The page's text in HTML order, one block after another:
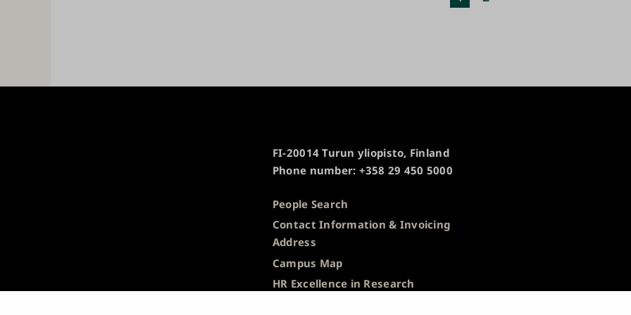
FI-20014 Turun yliopisto, Finland
Phone number: +358 29 450 5000
People Search
Contact Information & Invoicing
Address
Campus Map
HR Excellence in Research